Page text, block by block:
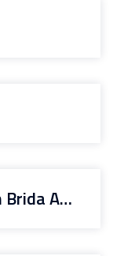
Acces Fitting Modelo 58 con Brida ANSI RJ